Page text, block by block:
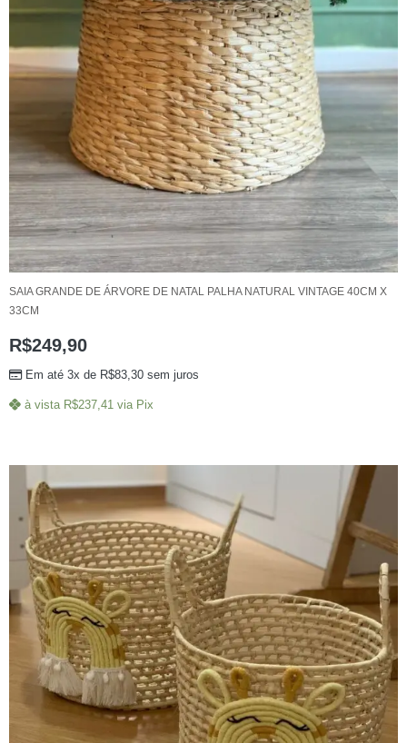
SAIA GRANDE DE ÁRVORE DE NATAL PALHA NATURAL VINTAGE 40CM X
33CM
R$249,90
Em até 3x de R$83,30 sem juros
à vista R$237,41 via Pix